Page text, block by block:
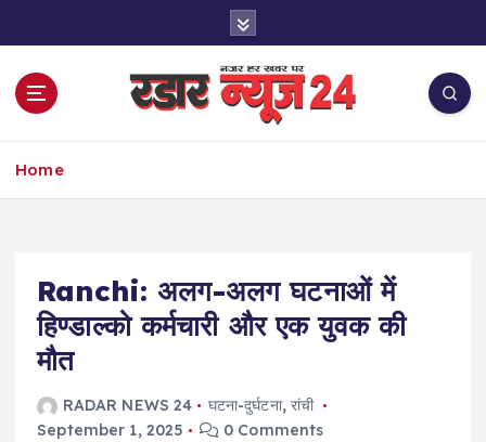
Home
Ranchi: अलग-अलग घटनाओं में
हिण्डाल्को कर्मचारी और एक युवक की
मौत
RADAR NEWS 24 घटना-दुर्घटना, रांची
September 1, 2025
0 Comments